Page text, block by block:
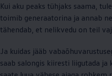
Kui aku peaks tühjaks saama,
toimib generaatorina ja annab
tähendab, et nelikvedu on teil
Ja kuidas jääb
saab salongis kiiresti liigutada